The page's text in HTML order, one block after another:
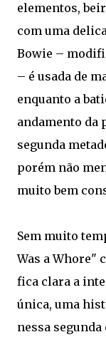
elementos,
com uma
Bowie –
– é usada de
enquanto a
andamento da
segunda
porém não
muito bem
Sem muito
Was a Whore"
fica clara a
única, uma
nessa segunda